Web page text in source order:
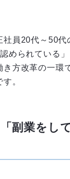
員20代～50
められている
き方改革の一環
。
副業をし